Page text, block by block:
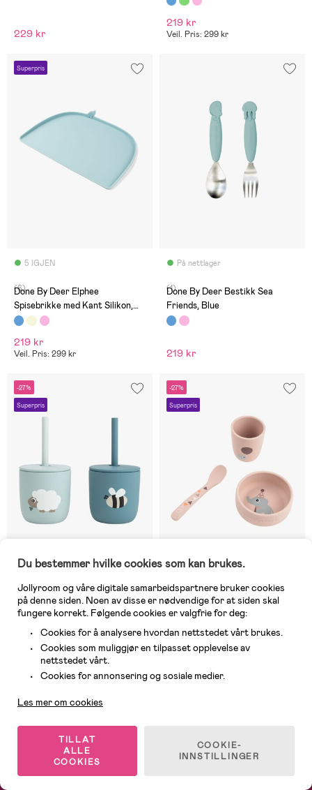
229 kr
219 kr
Veil. Pris: 299 kr
Superpris
5 IGJEN
(6)
Done By Deer Elphee
Spisebrikke med Kant Silikon,
Blue
219 kr
Veil. Pris: 299 kr
På nettlager
(1)
Done By Deer Bestikk Sea
Friends, Blue
219 kr
-27%
Superpris
På nettlager
(0)
Done By Deer Tiny Farm
219 kr
-27%
Superpris
2 IGJEN
Done By Deer Celebration
Powder
219 kr
Du bestemmer hvilke cookies som kan brukes.
Jollyroom og våre digitale samarbeidspartnere bruker cookies
på denne siden. Noen av disse er nødvendige for at siden skal
fungere korrekt. Følgende cookies er valgfrie for deg:
Cookies for å analysere hvordan nettstedet vårt brukes.
Cookies som muliggjør en tilpasset opplevelse av
nettstedet vårt.
Cookies for annonsering og sosiale medier.
Les mer om cookies
TILLAT
ALLE
COOKIES
COOKIE-
INNSTILLINGER